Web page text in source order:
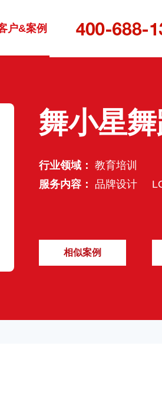
户&案例
舞小星
行业领域： 教育培训
服务内容： 品牌设计
相似案例